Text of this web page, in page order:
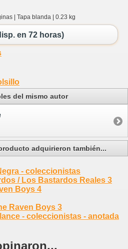
| Tapa blanda | 0.23 kg
en 72 horas)
del mismo autor
adquirieron también...
- coleccionistas
/ Los Bastardos Reales 3
Boys 4
Raven Boys 3
- coleccionistas - anotada